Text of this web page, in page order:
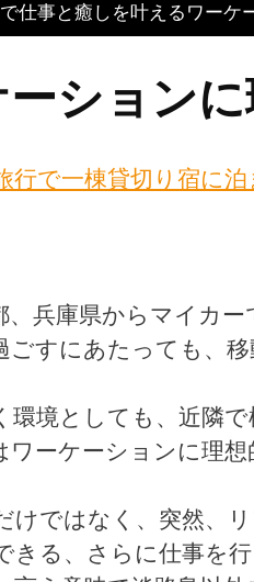
仕事と癒しを叶えるワーケ
ーション
行で一棟貸切り宿に泊
、兵庫県からマイカ
ごすにあたっても、移
環境としても、近隣
ワーケーションに理
けではなく、突然、
きる、さらに仕事を